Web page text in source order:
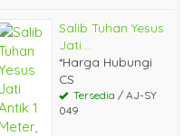
Salib Tuhan Yesus
Jati....
*Harga Hubungi
CS
Tersedia / AJ-SY
049